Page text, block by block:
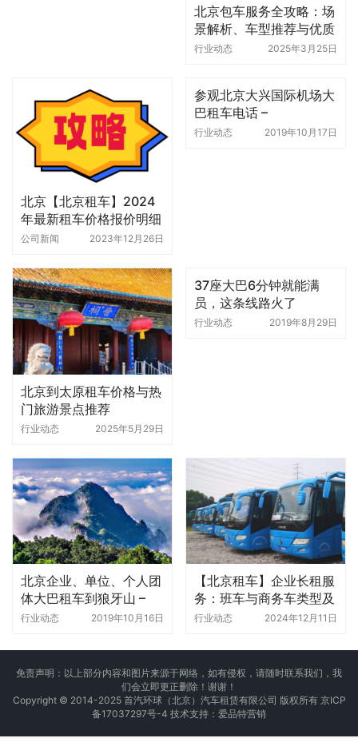
北京包车服务全攻略：场
景解析、车型推荐与优质
公司选择
行业动态 2025年3月25日
北京【北京租车】2024
年最新租车价格报价明细
表
公司新闻 2023年12月26日
参观北京大兴国际机场大
巴租车电话 –
4006222262
行业动态 2019年10月17日
北京到太原租车价格与热
门旅游景点推荐
行业动态 2025年5月29日
37座大巴6分钟就能满
员，这条线路火了
行业动态 2019年8月29日
北京企业、单位、个人团
体大巴租车到狼牙山 –
4006222262
行业动态 2019年10月16日
【北京租车】企业长租服
务：班车与商务车类型及
价格详解
行业动态 2024年12月11日
免责声明：以上部分内容和图片来源于网络，如有侵权，请随时联系我们，我
们会立即更正删除！谢谢！
Copyright © 2014-2025 首汽环球（北京）汽车租赁有限公司 版权所有 京ICP
备17037297号-4 技术支持： 爱品特营销